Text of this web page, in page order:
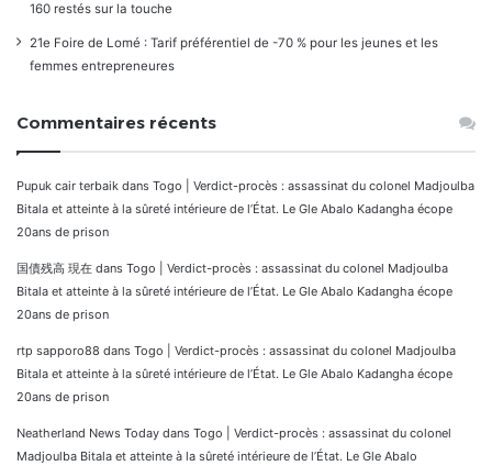
160 restés sur la touche
21e Foire de Lomé : Tarif préférentiel de -70 % pour les jeunes et les
femmes entrepreneures
Commentaires récents
Pupuk cair terbaik dans Togo | Verdict-procès : assassinat du colonel Madjoulba
Bitala et atteinte à la sûreté intérieure de l’État. Le Gle Abalo Kadangha écope
20ans de prison
国債残高 現在 dans Togo | Verdict-procès : assassinat du colonel Madjoulba
Bitala et atteinte à la sûreté intérieure de l’État. Le Gle Abalo Kadangha écope
20ans de prison
rtp sapporo88 dans Togo | Verdict-procès : assassinat du colonel Madjoulba
Bitala et atteinte à la sûreté intérieure de l’État. Le Gle Abalo Kadangha écope
20ans de prison
Neatherland News Today dans Togo | Verdict-procès : assassinat du colonel
Madjoulba Bitala et atteinte à la sûreté intérieure de l’État. Le Gle Abalo